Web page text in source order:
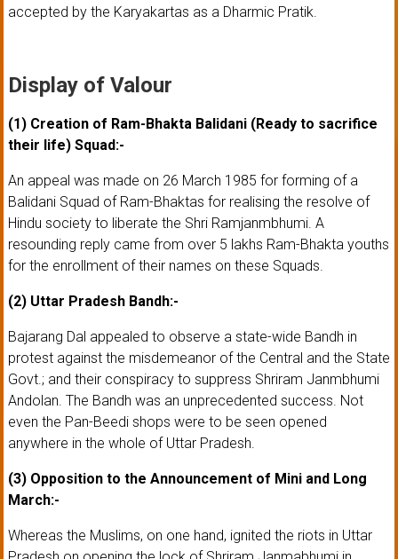
accepted by the Karyakartas as a Dharmic Pratik.
Display of Valour
(1) Creation of Ram-Bhakta Balidani (Ready to sacrifice
their life) Squad:-
An appeal was made on 26 March 1985 for forming of a
Balidani Squad of Ram-Bhaktas for realising the resolve of
Hindu society to liberate the Shri Ramjanmbhumi. A
resounding reply came from over 5 lakhs Ram-Bhakta youths
for the enrollment of their names on these Squads.
(2) Uttar Pradesh Bandh:-
Bajarang Dal appealed to observe a state-wide Bandh in
protest against the misdemeanor of the Central and the State
Govt.; and their conspiracy to suppress Shriram Janmbhumi
Andolan. The Bandh was an unprecedented success. Not
even the Pan-Beedi shops were to be seen opened
anywhere in the whole of Uttar Pradesh.
(3) Opposition to the Announcement of Mini and Long
March:-
Whereas the Muslims, on one hand, ignited the riots in Uttar